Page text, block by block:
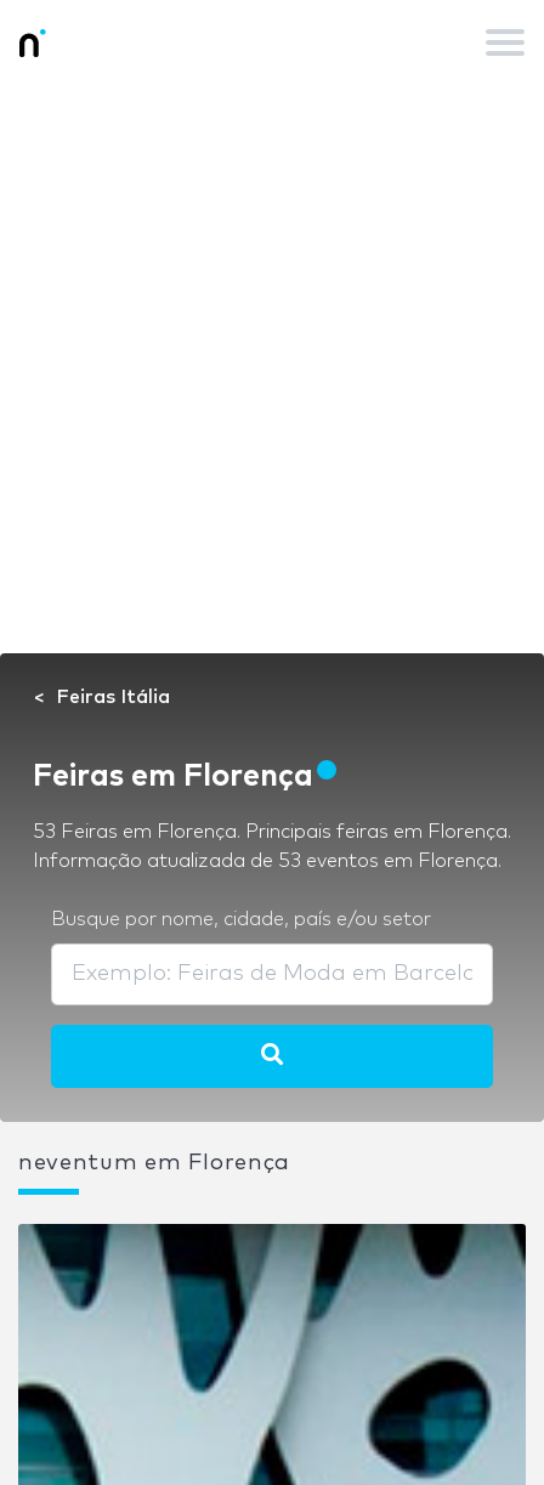
Feiras Itália
Feiras em Florença
53 Feiras em Florença. Principais feiras em Florença.
Informação atualizada de 53 eventos em Florença.
Busque por nome, cidade, país e/ou setor
neventum em Florença